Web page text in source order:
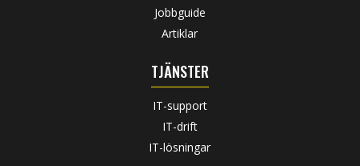
Jobbguide
Artiklar
TJÄNSTER
IT-support
IT-drift
IT-lösningar